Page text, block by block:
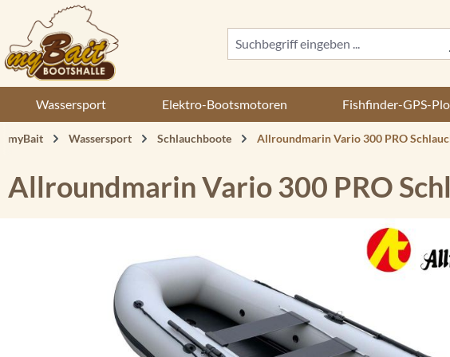
Hauptinhalt springen
Zur Suche springen
Zur Hauptnavigation springen
Wassersport Elektro-Bootsmotoren Fishfinder-GPS-
myBait Wassersport Schlauchboote Allroundmarin Vario 300 PRO
Allroundmarin Vario 300 PRO